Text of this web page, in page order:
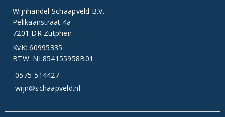
Wijnhandel Schaapveld B.V.
Pelikaanstraat 4a
7201 DR Zutphen
KvK: 60995335
BTW: NL854155958B01
0575-514427
wijn@schaapveld.nl